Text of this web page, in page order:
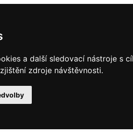
a další sledovací nástroje s
zdroje návštěvnosti.